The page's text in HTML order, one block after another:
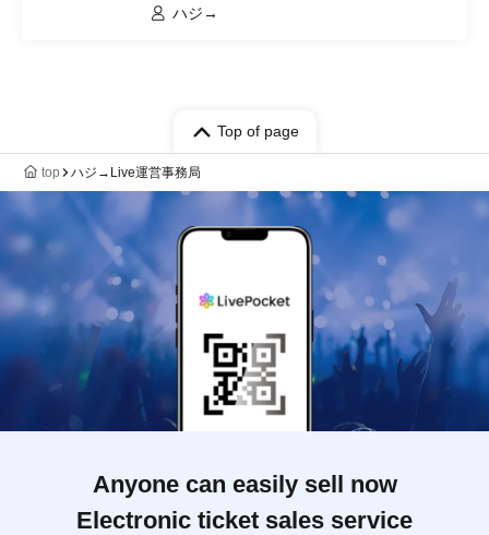
ハジ→
Top of page
top ハジ→Live運営事務局
Anyone can easily sell now
Electronic ticket sales service